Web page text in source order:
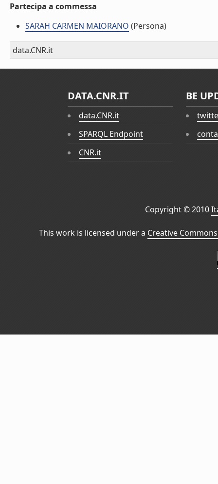
Partecipa a commessa
SARAH CARMEN MAIORANO (Persona)
data.CNR.it
DATA.CNR.IT
data.CNR.it
SPARQL Endpoint
CNR.it
BE
Copyright © 2010
This work is licensed under a Creative